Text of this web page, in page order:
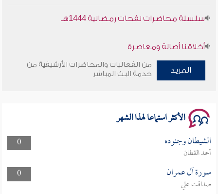
سلسلة محاضرات نفحات رمضانية 1444هـ
أخلاقنا أصالة ومعاصرة
وأمنهم من خوف 9
المزيد
من الفعاليات والمحاضرات الأرشيفية من
خدمة البث المباشر
الأكثر استماعا لهذا الشهر
0 الشيطان وجنوده
أحمد القطان
0
سورة آل عمران
صداقت علي